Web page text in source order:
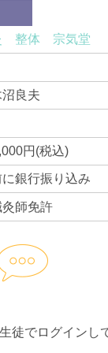
整体 宗気堂
沼良夫
円(税込)
銀行振り込み
師免許
徒でログインし